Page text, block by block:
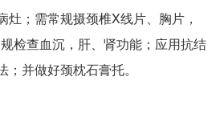
灶；需常规摄颈椎X线片、胸片，
检查血沉，肝、肾功能；应用抗结
并做好颈枕石膏托。